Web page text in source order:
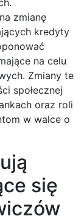
zmianę
kredyty
na celu
Zmiany te
społecznej
oraz roli
w walce o
się